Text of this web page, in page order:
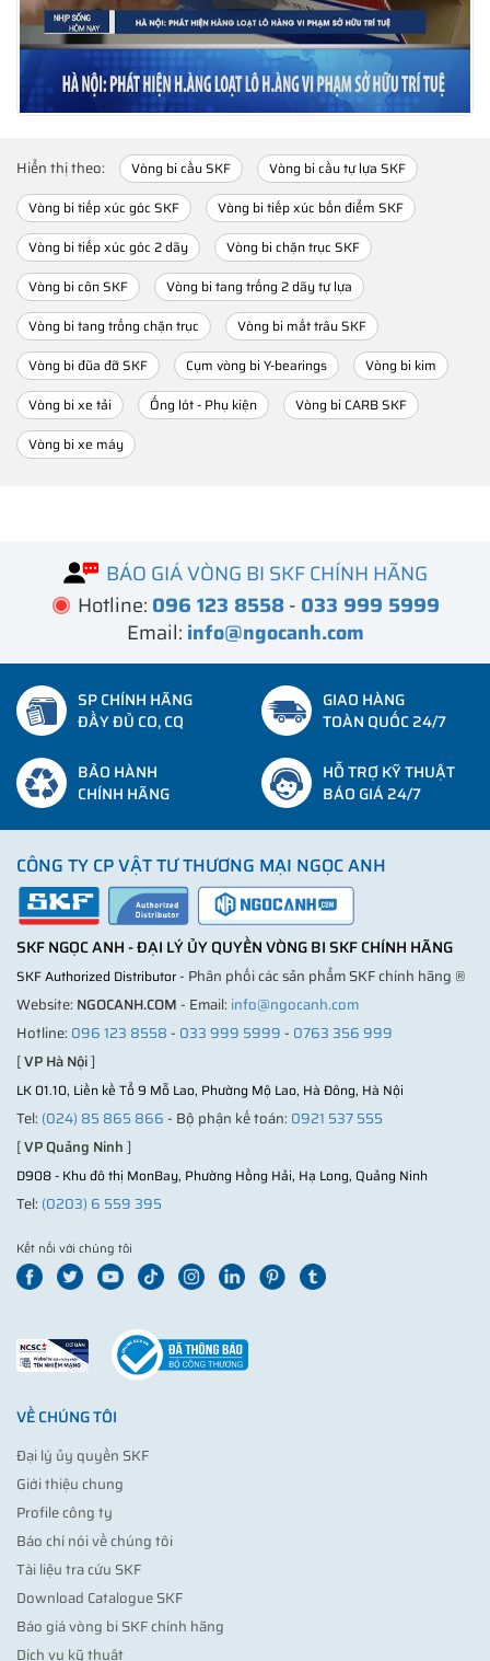
Hiển thị theo: Vòng bi cầu SKF
Vòng bi cầu tự lựa SKF
Vòng bi tiếp xúc góc SKF
Vòng bi tiếp xúc bốn điểm SKF
Vòng bi tiếp xúc góc 2 dãy
Vòng bi chặn trục SKF
Vòng bi côn SKF
Vòng bi tang trống 2 dãy tự lựa
Vòng bi tang trống chặn trục
Vòng bi mắt trâu SKF
Vòng bi đũa đỡ SKF
Cụm vòng bi Y-bearings
Vòng bi kim
Vòng bi xe tải
Ống lót - Phụ kiện
Vòng bi CARB SKF
Vòng bi xe máy
BÁO GIÁ VÒNG BI SKF CHÍNH HÃNG
Hotline: 096 123 8558- 033 999 5999
Email: info@ngocanh.com
SP CHÍNH HÃNG
ĐẦY ĐỦ CO, CQ
GIAO HÀNG
TOÀN QUỐC 24/7
BẢO HÀNH
CHÍNH HÃNG
HỖ TRỢ KỸ THUẬT
BÁO GIÁ 24/7
CÔNG TY CP VẬT TƯ THƯƠNG MẠI NGỌC ANH
SKF NGỌC ANH - ĐẠI LÝ ỦY QUYỀN VÒNG BI SKF CHÍNH HÃNG
SKF Authorized Distributor- Phân phối các sản phẩm SKF chính hãng ®
Website: NGOCANH.COM- Email: info@ngocanh.com
Hotline: 096 123 8558- 033 999 5999- 0763 356 999
[VP Hà Nội]
LK 01.10, Liền kề Tổ 9 Mỗ Lao, Phường Mộ Lao, Hà Đông, Hà Nội
Tel: (024) 85 865 866- Bộ phận kế toán: 0921 537 555
[VP Quảng Ninh]
D908 - Khu đô thị MonBay, Phường Hồng Hải, Hạ Long, Quảng Ninh
Tel: (0203) 6 559 395
Kết nối với chúng tôi
VỀ CHÚNG TÔI
Đại lý ủy quyền SKF
Giới thiệu chung
Profile công ty
Báo chí nói về chúng tôi
Tài liệu tra cứu SKF
Download Catalogue SKF
Báo giá vòng bi SKF chính hãng
Dịch vụ kỹ thuật